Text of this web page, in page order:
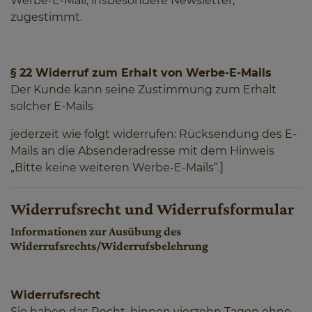
zugestimmt.
§ 22 Widerruf zum Erhalt von Werbe-E-Mails
Der Kunde kann seine Zustimmung zum Erhalt
solcher E-Mails
jederzeit wie folgt widerrufen: Rücksendung des E-
Mails an die Absenderadresse mit dem Hinweis
„Bitte keine weiteren Werbe-E-Mails“.]
Widerrufsrecht und Widerrufsformular
Informationen zur Ausübung des
Widerrufsrechts/Widerrufsbelehrung
Widerrufsrecht